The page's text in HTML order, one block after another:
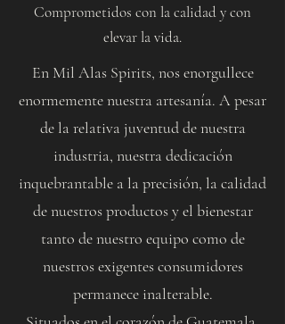
Comprometidos con la calidad y con
elevar la vida.
En Mil Alas Spirits, nos enorgullece
enormemente nuestra artesanía. A pesar
de la relativa juventud de nuestra
industria, nuestra dedicación
inquebrantable a la precisión, la calidad
de nuestros productos y el bienestar
tanto de nuestro equipo como de
nuestros exigentes consumidores
permanece inalterable.